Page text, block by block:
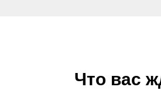
Что вас